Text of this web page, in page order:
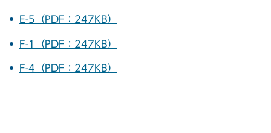
E-5（PDF：247KB）
F-1（PDF：247KB）
F-4（PDF：247KB）